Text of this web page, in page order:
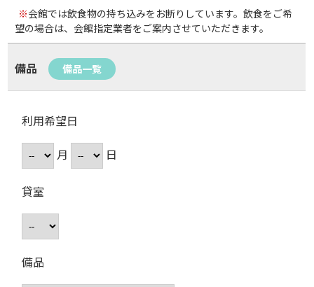
※会館では飲食物の持ち込みをお断りしています。飲食をご希
望の場合は、会館指定業者をご案内させていただきます。
備品 備品一覧
利用希望日
月
日
貸室
備品